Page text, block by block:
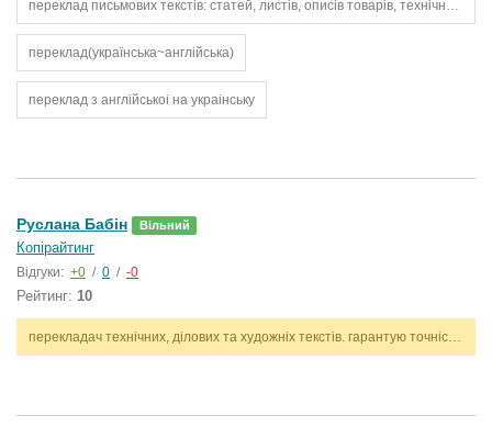
переклад письмових текстів: статей, листів, описів товарів, технічних інструкцій
переклад(українська~англійська)
переклад з англійськоі на украінську
Руслана Бабін Вільний
Копірайтинг
Відгуки: +0 / 0 / -0
Рейтинг: 10
перекладач технічних, ділових та художніх текстів. гарантую точність, стилістичну відповідність і дотримання термінів. працюю з англійською та українською мовами.